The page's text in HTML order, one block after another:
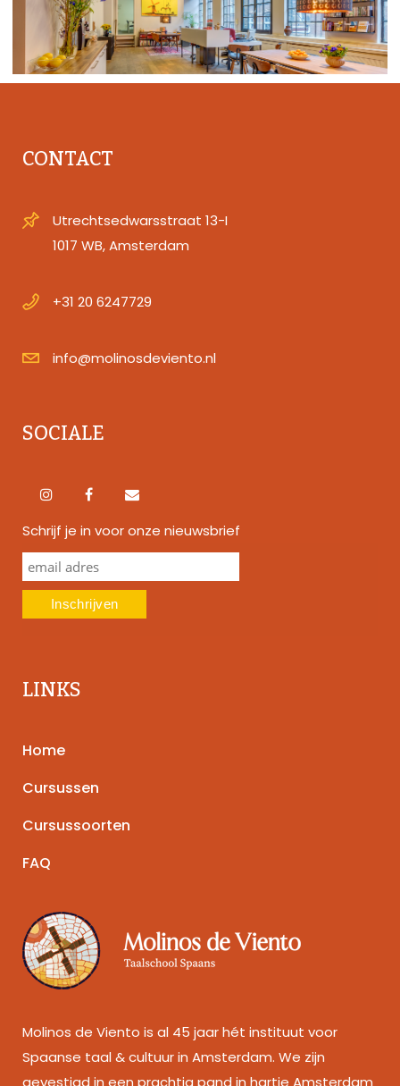
CONTACT
Utrechtsedwarsstraat 13-I
1017 WB, Amsterdam
+31 20 6247729
info@molinosdeviento.nl
SOCIALE
Schrijf je in voor onze nieuwsbrief
LINKS
Home
Cursussen
Cursussoorten
FAQ
Molinos de Viento is al 45 jaar hét instituut voor
Spaanse taal & cultuur in Amsterdam. We zijn
gevestigd in een prachtig pand in hartje Amsterdam